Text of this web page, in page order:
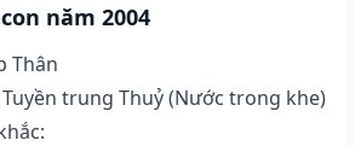
năm 2004
Thân
trung Thuỷ (Nước trong khe)